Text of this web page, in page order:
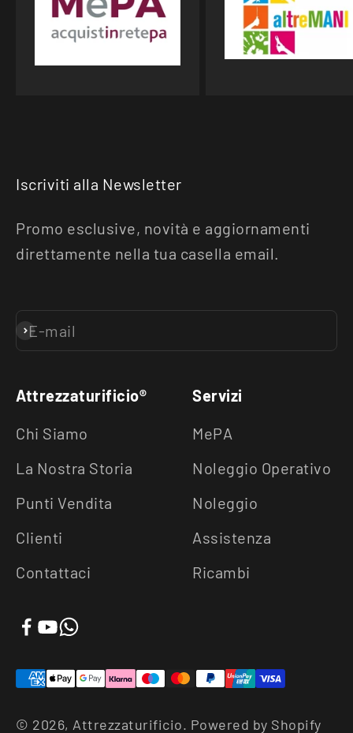
Iscriviti alla Newsletter
Promo esclusive, novità e aggiornamenti
direttamente nella tua casella email.
E-mail
Iscriviti alla newsletter
Attrezzaturificio®
Chi Siamo
La Nostra Storia
Punti Vendita
Clienti
Contattaci
Servizi
MePA
Noleggio Operativo
Noleggio
Assistenza
Ricambi
© 2026, Attrezzaturificio. Powered by Shopify